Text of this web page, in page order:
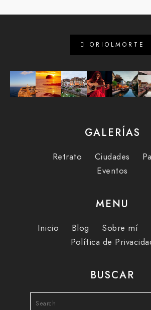
ORIOLMORTE
GALERÍAS
Retrato Ciudades
Eventos
MENU
Inicio Blog Sobre mí
Política de
BUSCAR